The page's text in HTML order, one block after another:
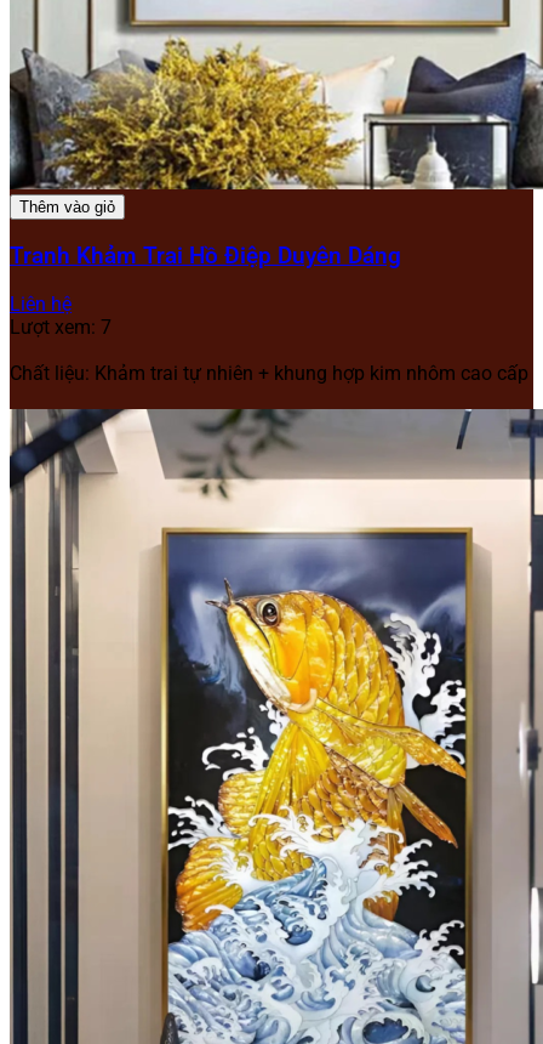
Thêm vào giỏ
Tranh Khảm Trai Hồ Điệp Duyên Dáng
Liên hệ
Lượt xem: 7
Chất liệu: Khảm trai tự nhiên + khung hợp kim nhôm cao cấp